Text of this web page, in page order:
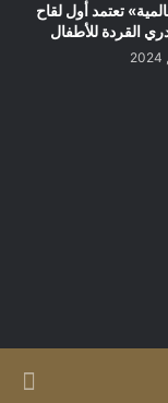
تعتمد أول لقاح
القردة للأطفال